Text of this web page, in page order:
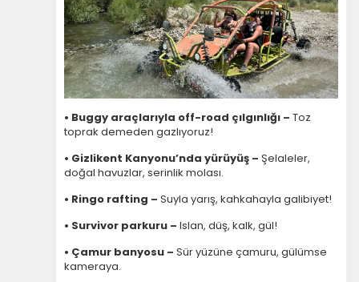
• Buggy araçlarıyla off-road çılgınlığı – Toz
toprak demeden gazlıyoruz!
• Gizlikent Kanyonu’nda yürüyüş – Şelaleler,
doğal havuzlar, serinlik molası.
• Ringo rafting – Suyla yarış, kahkahayla galibiyet!
• Survivor parkuru – Islan, düş, kalk, gül!
• Çamur banyosu – Sür yüzüne çamuru, gülümse
kameraya.